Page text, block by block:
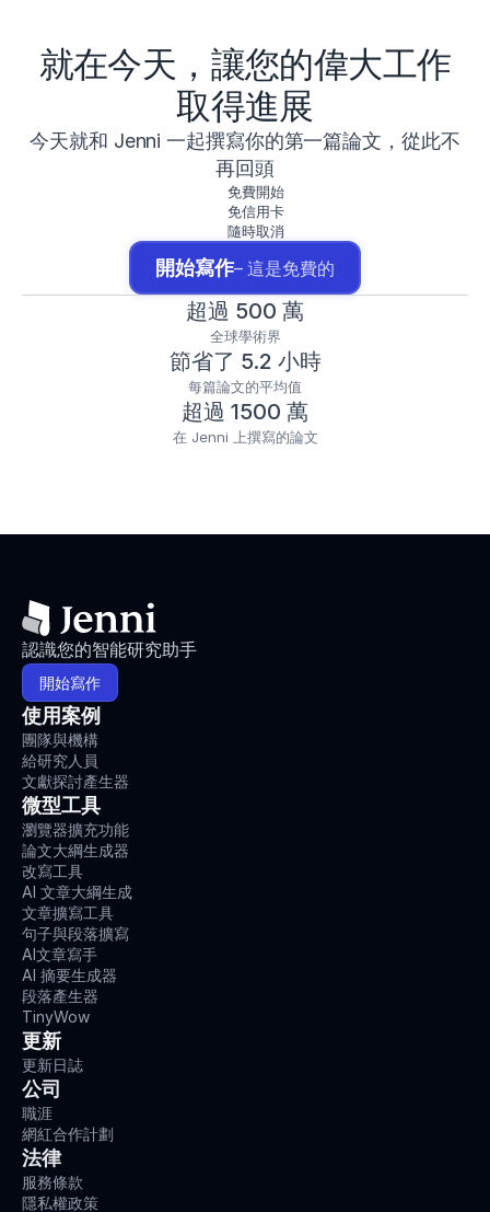
就在今天，讓您的偉大工作
取得進展
今天就和 Jenni 一起撰寫你的第一篇論文，從此不
再回頭
免費開始
免信用卡
隨時取消
開始寫作– 這是免費的
超過 500 萬
全球學術界
節省了 5.2 小時
每篇論文的平均值
超過 1500 萬
在 Jenni 上撰寫的論文
認識您的智能研究助手
開始寫作
使用案例
團隊與機構
給研究人員
文獻探討產生器
微型工具
瀏覽器擴充功能
論文大綱生成器
改寫工具
AI 文章大綱生成
文章擴寫工具
句子與段落擴寫
AI文章寫手
AI 摘要生成器
段落產生器
TinyWow
更新
更新日誌
公司
職涯
網紅合作計劃
法律
服務條款
隱私權政策